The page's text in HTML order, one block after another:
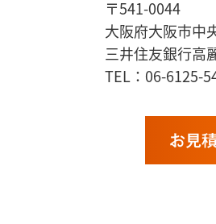
〒541-0044
大阪府大阪市中
三井住友銀行高
TEL：06-
お見